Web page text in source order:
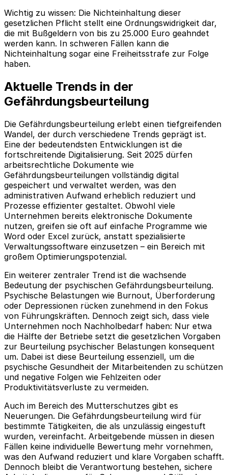
Wichtig zu wissen: Die Nichteinhaltung dieser
gesetzlichen Pflicht stellt eine Ordnungswidrigkeit dar,
die mit Bußgeldern von bis zu 25.000 Euro geahndet
werden kann. In schweren Fällen kann die
Nichteinhaltung sogar eine Freiheitsstrafe zur Folge
haben.
Aktuelle Trends in der
Gefährdungsbeurteilung
Die Gefährdungsbeurteilung erlebt einen tiefgreifenden
Wandel, der durch verschiedene Trends geprägt ist.
Eine der bedeutendsten Entwicklungen ist die
fortschreitende Digitalisierung. Seit 2025 dürfen
arbeitsrechtliche Dokumente wie
Gefährdungsbeurteilungen vollständig digital
gespeichert und verwaltet werden, was den
administrativen Aufwand erheblich reduziert und
Prozesse effizienter gestaltet. Obwohl viele
Unternehmen bereits elektronische Dokumente
nutzen, greifen sie oft auf einfache Programme wie
Word oder Excel zurück, anstatt spezialisierte
Verwaltungssoftware einzusetzen – ein Bereich mit
großem Optimierungspotenzial.
Ein weiterer zentraler Trend ist die wachsende
Bedeutung der psychischen Gefährdungsbeurteilung.
Psychische Belastungen wie Burnout, Überforderung
oder Depressionen rücken zunehmend in den Fokus
von Führungskräften. Dennoch zeigt sich, dass viele
Unternehmen noch Nachholbedarf haben: Nur etwa
die Hälfte der Betriebe setzt die gesetzlichen Vorgaben
zur Beurteilung psychischer Belastungen konsequent
um. Dabei ist diese Beurteilung essenziell, um die
psychische Gesundheit der Mitarbeitenden zu schützen
und negative Folgen wie Fehlzeiten oder
Produktivitätsverluste zu vermeiden.
Auch im Bereich des Mutterschutzes gibt es
Neuerungen. Die Gefährdungsbeurteilung wird für
bestimmte Tätigkeiten, die als unzulässig eingestuft
wurden, vereinfacht. Arbeitgebende müssen in diesen
Fällen keine individuelle Bewertung mehr vornehmen,
was den Aufwand reduziert und klare Vorgaben schafft.
Dennoch bleibt die Verantwortung bestehen, sichere